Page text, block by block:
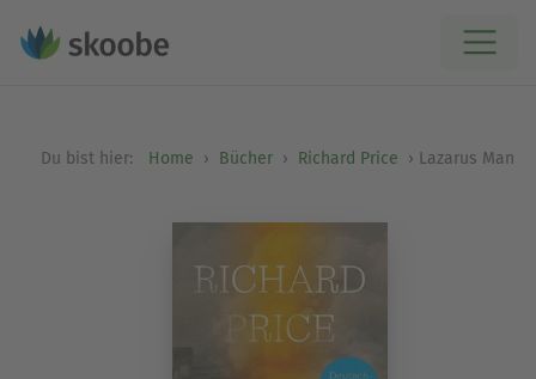
Du bist hier: Home Bücher Richard Price Lazarus Man